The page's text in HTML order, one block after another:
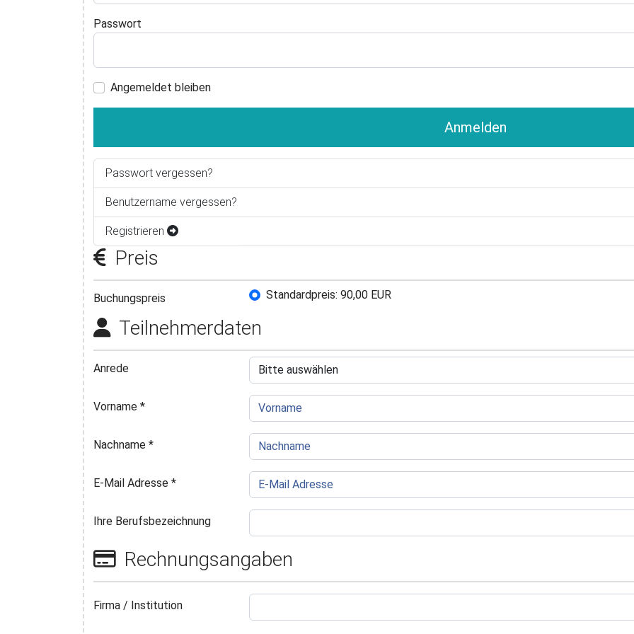
Passwort
Angemeldet bleiben
Anmelden
Passwort vergessen?
Benutzername vergessen?
Registrieren
Preis
Buchungspreis Buchungspreis
Standardpreis: 90,00 EUR
Teilnehmerdaten
Anrede
Vorname*
Nachname*
E-Mail Adresse*
Ihre Berufsbezeichnung
Rechnungsangaben
Firma / Institution